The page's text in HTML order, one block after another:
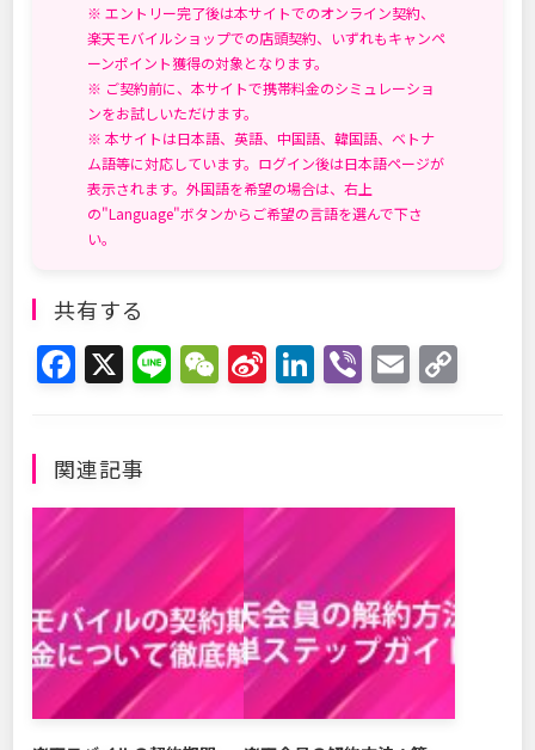
※ エントリー完了後は本サイトでのオンライン契約、
楽天モバイルショップでの店頭契約、いずれもキャンペ
ーンポイント獲得の対象となります。
※ ご契約前に、本サイトで携帯料金のシミュレーショ
ンをお試しいただけます。
※ 本サイトは日本語、英語、中国語、韓国語、ベトナ
ム語等に対応しています。ログイン後は日本語ページが
表示されます。外国語を希望の場合は、右上
の"Language"ボタンからご希望の言語を選んで下さ
い。
共有する
F
a
e
b
o
k
X Li
n
W
e
at
Si
n
ei
b
o
Li
n
dI
n
Vi
b
E
m
関連記事